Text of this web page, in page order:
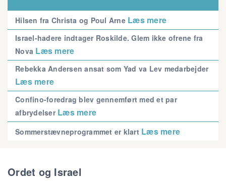
Hilsen fra Christa og Poul Arne Læs mere
Israel-hadere indtager Roskilde. Glem ikke ofrene fra
Nova Læs mere
Rebekka Andersen ansat som Yad va Lev medarbejder
Læs mere
Confino-foredrag blev gennemført med et par
afbrydelser Læs mere
Sommerstævneprogrammet er klart Læs mere
Ordet og Israel